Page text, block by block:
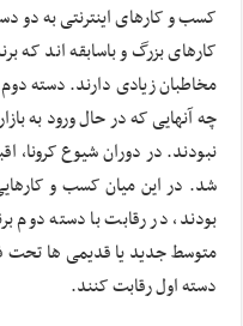
کسب و کارهای اینترنتی به
کارهای بزرگ و باسابقه اند که
مخاطبان زیادی دارند. دسته
چه آنهایی که در حال ورود به
نبودند. در دوران شیوع کرونا،
شد. در این میان کسب و
بودند، در رقابت با دسته
متوسط جدید یا قدیمی ها تحت
دسته اول رقابت کنند.